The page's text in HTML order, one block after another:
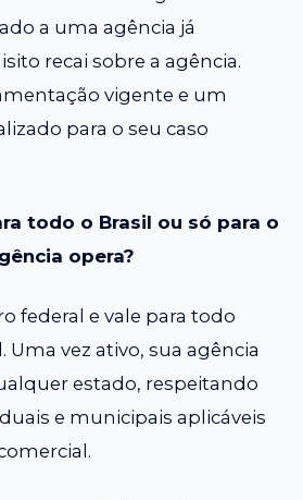
a uma agência já
recai sobre a agência.
vigente e um
para o seu caso
todo o Brasil ou só para o
opera?
federal e vale para todo
vez ativo, sua agência
estado, respeitando
e municipais aplicáveis